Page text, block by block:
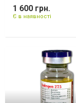
1 600 грн.
Є в наявності